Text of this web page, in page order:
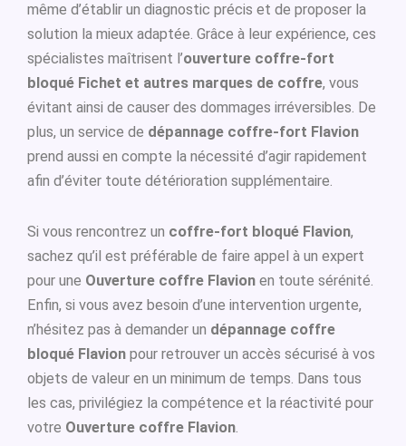
même d’établir un diagnostic précis et de proposer la
solution la mieux adaptée. Grâce à leur expérience, ces
spécialistes maîtrisent l’ouverture coffre-fort
bloqué Fichet et autres marques de coffre, vous
évitant ainsi de causer des dommages irréversibles. De
plus, un service de dépannage coffre-fort Flavion
prend aussi en compte la nécessité d’agir rapidement
afin d’éviter toute détérioration supplémentaire.
Si vous rencontrez un coffre-fort bloqué Flavion,
sachez qu’il est préférable de faire appel à un expert
pour une Ouverture coffre Flavion en toute sérénité.
Enfin, si vous avez besoin d’une intervention urgente,
n’hésitez pas à demander un dépannage coffre
bloqué Flavion pour retrouver un accès sécurisé à vos
objets de valeur en un minimum de temps. Dans tous
les cas, privilégiez la compétence et la réactivité pour
votre Ouverture coffre Flavion.